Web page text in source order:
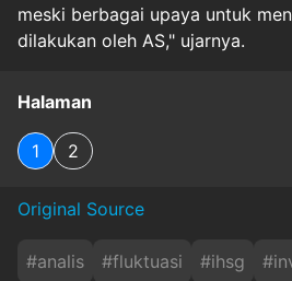
meski berbagai upaya untuk
dilakukan oleh AS," ujarnya.
Halaman
1 2
Original Source
#analis #fluktuasi #ihsg #